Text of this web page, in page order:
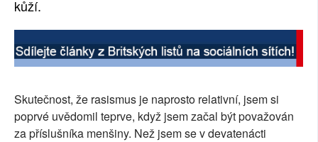
kůží.
Skutečnost, že rasismus je naprosto relativní, jsem si
poprvé uvědomil teprve, když jsem začal být považován
za příslušníka menšiny. Než jsem se v devatenácti